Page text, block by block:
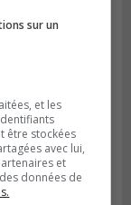
sur un
et les
être stockées
avec lui,
et
données de